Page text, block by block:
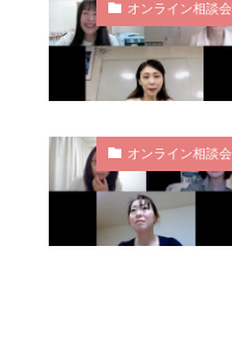
オンライン相談会
オンライン相談会